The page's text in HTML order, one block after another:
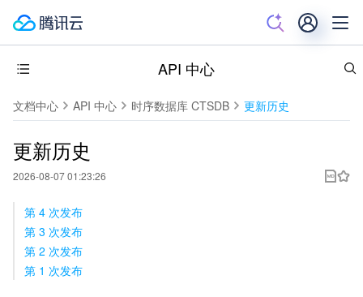
API 中心
文档中心 API 中心 时序数据库 CTSDB 更新历史
更新历史
2026-08-07 01:23:26
第 4 次发布
第 3 次发布
第 2 次发布
第 1 次发布